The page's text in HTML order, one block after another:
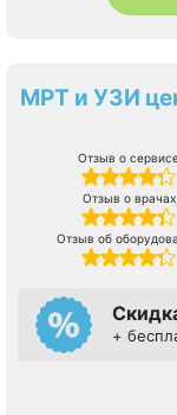
МРТ и УЗИ
Отзыв о
Отзыв о врачах
Отзыв об
+